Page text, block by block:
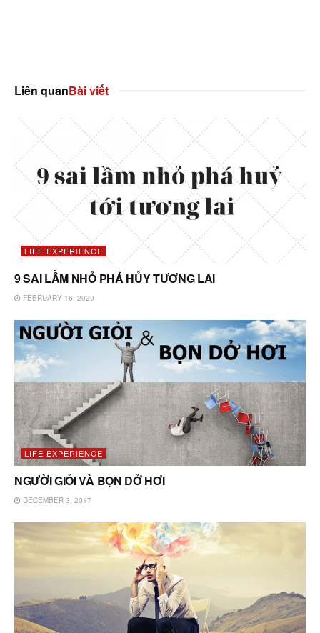
Liên quanBài viết
LIFE EXPERIENCE
9 SAI LẦM NHỎ PHÁ HỦY TƯƠNG LAI
FEBRUARY 16, 2020
LIFE EXPERIENCE
NGƯỜI GIỎI VÀ BỌN DỞ HƠI
DECEMBER 3, 2017